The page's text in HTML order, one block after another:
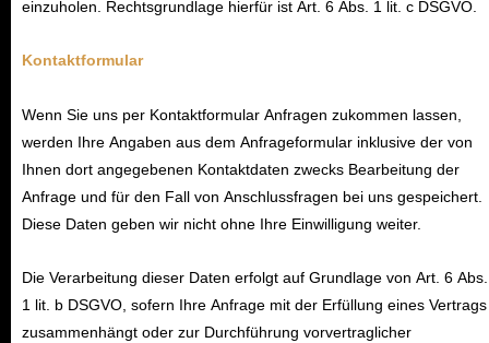
einzuholen. Rechtsgrundlage hierfür ist Art. 6 Abs. 1 lit. c DSGVO.
Kontaktformular
Wenn Sie uns per Kontaktformular Anfragen zukommen lassen,
werden Ihre Angaben aus dem Anfrageformular inklusive der von
Ihnen dort angegebenen Kontaktdaten zwecks Bearbeitung der
Anfrage und für den Fall von Anschlussfragen bei uns gespeichert.
Diese Daten geben wir nicht ohne Ihre Einwilligung weiter.
Die Verarbeitung dieser Daten erfolgt auf Grundlage von Art. 6 Abs.
1 lit. b DSGVO, sofern Ihre Anfrage mit der Erfüllung eines Vertrags
zusammenhängt oder zur Durchführung vorvertraglicher